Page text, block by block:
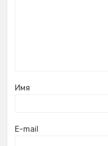
Имя
E-mail